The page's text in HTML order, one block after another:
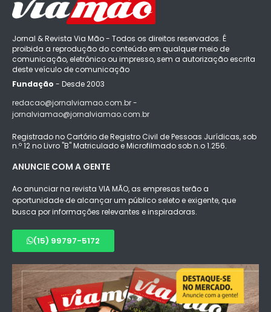
Jornal & Revista Via Mão - Todos os direitos reservados. É
proibida a reprodução do conteúdo em qualquer meio de
comunicação, eletrônico ou impresso, sem a autorização escrita
deste veículo de comunicação
Fundação - Desde 2003
redacao@jornalviamao.com.br -
jornalviamao@jornalviamao.com.br
Registrado no Cartório de Registro Civil de Pessoas Jurídicas, sob
n.º 12 no Livro "B" Matriculado e Microfilmado sob n.o 1.256.
ANUNCIE COM A GENTE
Ao anunciar na revista VIA MÃO, as empresas terão a
oportunidade de alcançar um público seleto e exigente, que
busca por informações relevantes e inspiradoras.
(15) 99797-5172